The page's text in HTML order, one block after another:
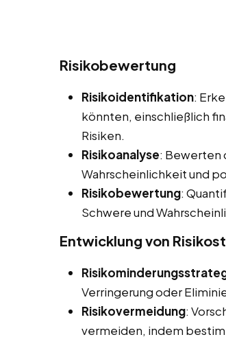
Risikobewertung
Risikoidentifikation:
könnten, einschließlich
Risiken.
Risikoanalyse: Bewerten
Wahrscheinlichkeit und
Risikobewertung:
Schwere und
Entwicklung von
Verringerung oder
Risikovermeidung:
vermeiden, indem